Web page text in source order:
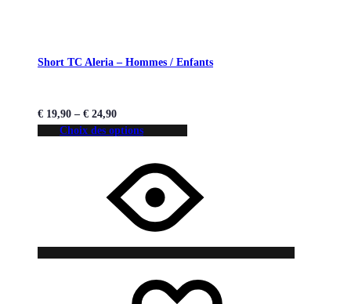
Short TC Aleria – Hommes / Enfants
€ 19,90 – € 24,90
Choix des options